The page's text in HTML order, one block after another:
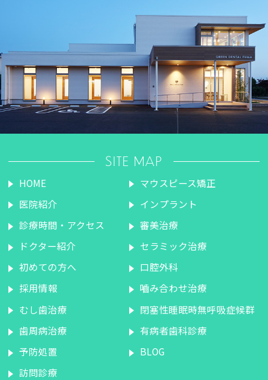
SITE MAP
HOME
医院紹介
診療時間・アクセス
ドクター紹介
初めての方へ
採用情報
むし歯治療
歯周病治療
予防処置
訪問診療
マウスピース矯正
インプラント
審美治療
セラミック治療
口腔外科
嚙み合わせ治療
閉塞性睡眠時無呼吸症候群
有病者歯科診療
BLOG